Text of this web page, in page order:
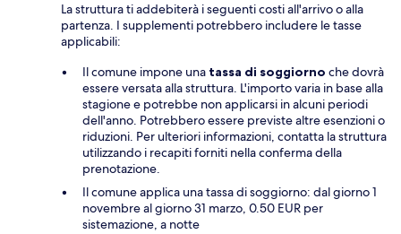
La struttura ti addebiterà i seguenti costi all'arrivo o alla
partenza. I supplementi potrebbero includere le tasse
applicabili:
Il comune impone una tassa di soggiorno che dovrà
essere versata alla struttura. L'importo varia in base alla
stagione e potrebbe non applicarsi in alcuni periodi
dell'anno. Potrebbero essere previste altre esenzioni o
riduzioni. Per ulteriori informazioni, contatta la struttura
utilizzando i recapiti forniti nella conferma della
prenotazione.
Il comune applica una tassa di soggiorno: dal giorno 1
novembre al giorno 31 marzo, 0.50 EUR per
sistemazione, a notte